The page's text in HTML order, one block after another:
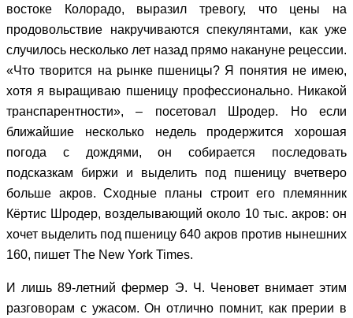
востоке Колорадо, выразил тревогу, что цены на
продовольствие накручиваются спекулянтами, как уже
случилось несколько лет назад прямо накануне рецессии.
«Что творится на рынке пшеницы? Я понятия не имею,
хотя я выращиваю пшеницу профессионально. Никакой
транспарентности», – посетовал Шродер. Но если
ближайшие несколько недель продержится хорошая
погода с дождями, он собирается последовать
подсказкам биржи и выделить под пшеницу вчетверо
больше акров. Сходные планы строит его племянник
Кёртис Шродер, возделывающий около 10 тыс. акров: он
хочет выделить под пшеницу 640 акров против нынешних
160, пишет The New York Times.
И лишь 89-летний фермер Э. Ч. Ченовет внимает этим
разговорам с ужасом. Он отлично помнит, как прерии в